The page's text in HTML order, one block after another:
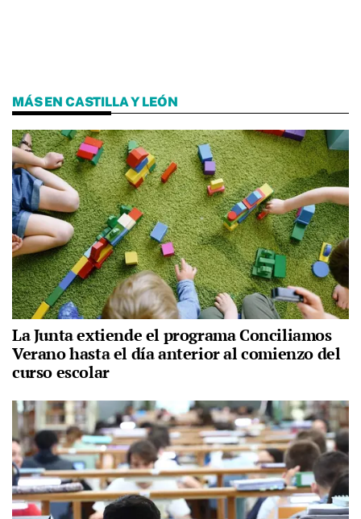
MÁS EN CASTILLA Y LEÓN
La Junta extiende el programa Conciliamos
Verano hasta el día anterior al comienzo del
curso escolar